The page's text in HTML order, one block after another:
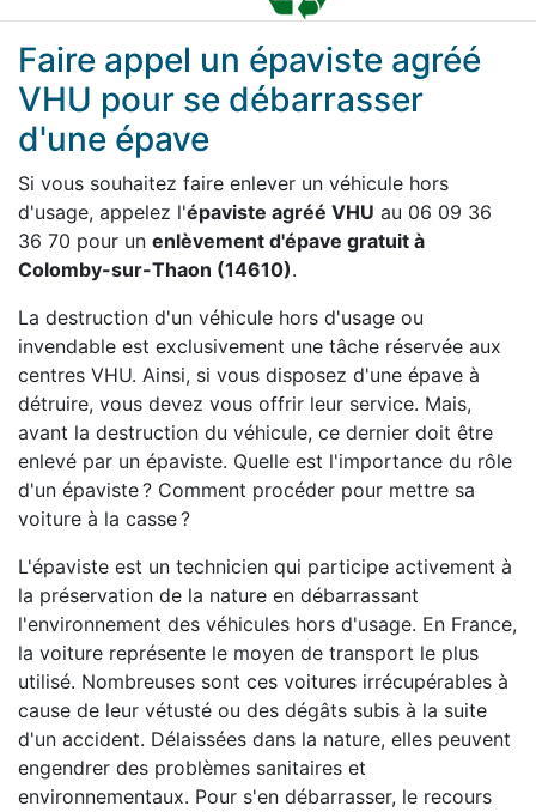
Faire appel un épaviste agréé
VHU pour se débarrasser
d'une épave
Si vous souhaitez faire enlever un véhicule hors
d'usage, appelez l'épaviste agréé VHU au 06 09 36
36 70 pour un enlèvement d'épave gratuit à
Colomby-sur-Thaon (14610).
La destruction d'un véhicule hors d'usage ou
invendable est exclusivement une tâche réservée aux
centres VHU. Ainsi, si vous disposez d'une épave à
détruire, vous devez vous offrir leur service. Mais,
avant la destruction du véhicule, ce dernier doit être
enlevé par un épaviste. Quelle est l'importance du rôle
d'un épaviste ? Comment procéder pour mettre sa
voiture à la casse ?
L'épaviste est un technicien qui participe activement à
la préservation de la nature en débarrassant
l'environnement des véhicules hors d'usage. En France,
la voiture représente le moyen de transport le plus
utilisé. Nombreuses sont ces voitures irrécupérables à
cause de leur vétusté ou des dégâts subis à la suite
d'un accident. Délaissées dans la nature, elles peuvent
engendrer des problèmes sanitaires et
environnementaux. Pour s'en débarrasser, le recours